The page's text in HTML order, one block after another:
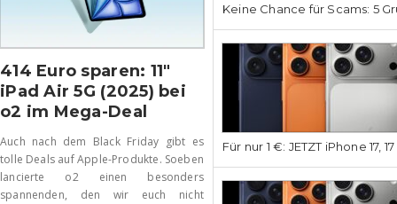
414 Euro sparen: 11″
iPad Air 5G (2025) bei
o2 im Mega-Deal
Auch nach dem Black Friday gibt es
tolle Deals auf Apple-Produkte. Soeben
lancierte o2 einen besonders
spannenden, den wir euch nicht
Keine Chance für Scams: 5
Für nur 1 €: JETZT iPhone 17,